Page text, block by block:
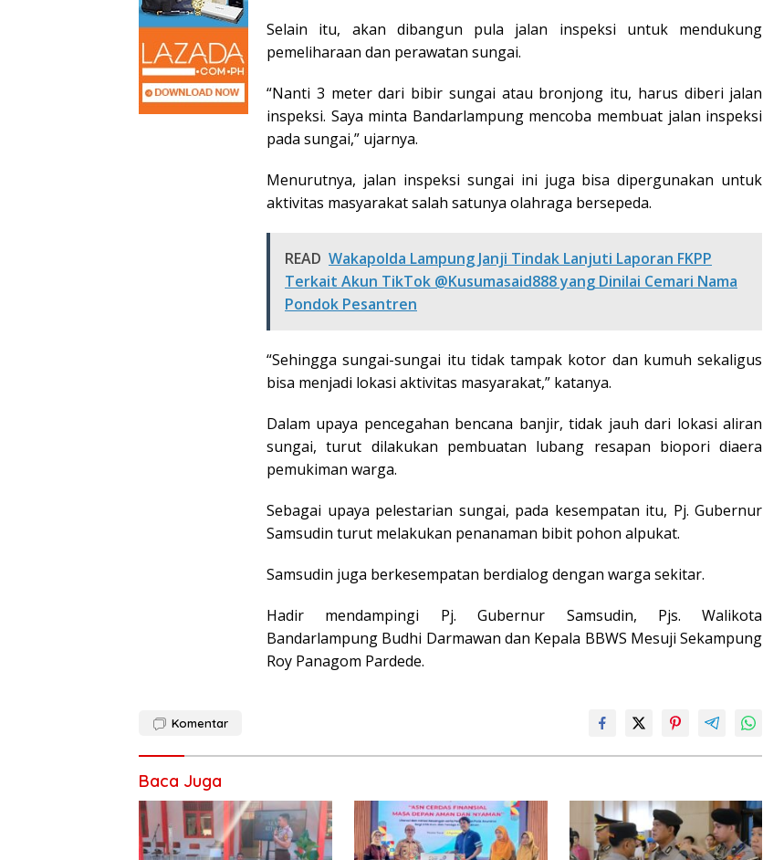
Selain itu, akan dibangun pula jalan inspeksi untuk mendukung
pemeliharaan dan perawatan sungai.
“Nanti 3 meter dari bibir sungai atau bronjong itu, harus diberi jalan
inspeksi. Saya minta Bandarlampung mencoba membuat jalan inspeksi
pada sungai,” ujarnya.
Menurutnya, jalan inspeksi sungai ini juga bisa dipergunakan untuk
aktivitas masyarakat salah satunya olahraga bersepeda.
READ Wakapolda Lampung Janji Tindak Lanjuti Laporan FKPP
Terkait Akun TikTok @Kusumasaid888 yang Dinilai Cemari Nama
Pondok Pesantren
“Sehingga sungai-sungai itu tidak tampak kotor dan kumuh sekaligus
bisa menjadi lokasi aktivitas masyarakat,” katanya.
Dalam upaya pencegahan bencana banjir, tidak jauh dari lokasi aliran
sungai, turut dilakukan pembuatan lubang resapan biopori diaera
pemukiman warga.
Sebagai upaya pelestarian sungai, pada kesempatan itu, Pj. Gubernur
Samsudin turut melakukan penanaman bibit pohon alpukat.
Samsudin juga berkesempatan berdialog dengan warga sekitar.
Hadir mendampingi Pj. Gubernur Samsudin, Pjs. Walikota
Bandarlampung Budhi Darmawan dan Kepala BBWS Mesuji Sekampung
Roy Panagom Pardede.
Komentar
Baca Juga